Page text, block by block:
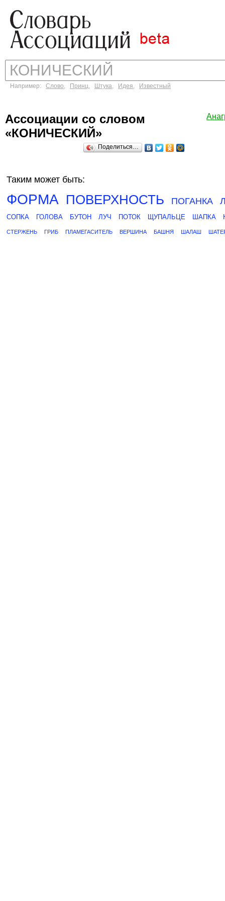
Например: Слово, Принц, Штука, Идея, Известный
Ассоциации со словом
«КОНИЧЕСКИЙ»
Поделиться…
Таким может быть:
ФОРМА ПОВЕРХНОСТЬ ПОГАНКА
СОПКА ГОЛОВА БУТОН ЛУЧ ПОТОК ЩУПАЛЬЦЕ ШАПКА
СТЕРЖЕНЬ ГРИБ ПЛАМЕГАСИТЕЛЬ ВЕРШИНА БАШНЯ ШАЛАШ